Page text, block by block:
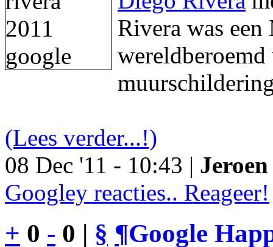
Rivera was een
(Lees verder...!)
08 Dec '11 - 10:43 |
Googley reacties.. Reageer!
+ 0 - 0 | § ¶Google